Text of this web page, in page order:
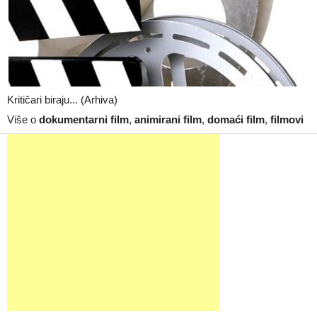
Kritičari biraju... (Arhiva)
Više o dokumentarni film, animirani film, domaći film, filmovi